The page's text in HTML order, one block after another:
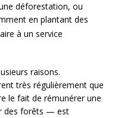
déforestation, ou
en plantant des
à un service
raisons.
très régulièrement que
le fait de rémunérer une
des forêts — est